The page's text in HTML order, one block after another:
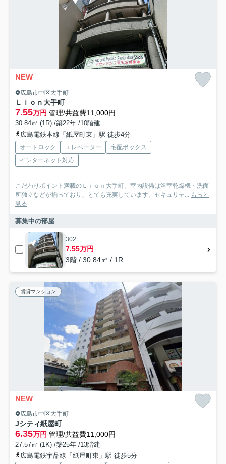
NEW
広島市中区大手町
Ｌｉｏｎ大手町
7.55万円 管理/共益費11,000円
30.84㎡ (1R) /築22年 /10階建
広島電鉄本線「紙屋町東」駅 徒歩4分
オートロック エレベーター
宅配ボックス
インターネット対応
こだわりポイント満載のＬｉｏｎ大手町。室内設備は浴室乾燥機・洗面
所独立などが揃っており、とても充実しています。セキュリテ... もっと
見る
募集中の部屋
302
7.55万円
3階 / 30.84㎡ / 1R
賃貸マンション
NEW
広島市中区大手町
Jシティ紙屋町
6.35万円 管理/共益費11,000円
27.57㎡ (1K) /築25年 /13階建
広島電鉄宇品線「紙屋町東」駅 徒歩5分